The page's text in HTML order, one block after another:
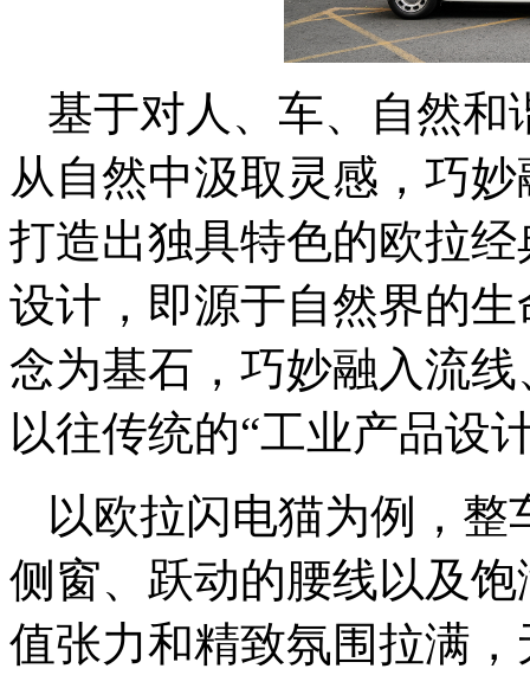
基于对人、车、自然和
从自然中汲取灵感， 巧妙
打造出独具特色的欧拉
设计，即源于自然界的
念为基石，巧妙融入流
以往传统的“工业产品设
以欧拉闪电猫为例，整
侧窗、跃动的腰线以及
值张力和精致氛围拉满